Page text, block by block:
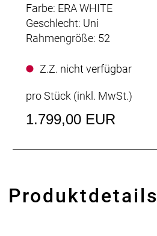
Farbe: ERA WHITE
Geschlecht: Uni
Rahmengröße: 52
Z.Z. nicht verfügbar
pro Stück (inkl. MwSt.)
1.799,00 EUR
Produktdetails